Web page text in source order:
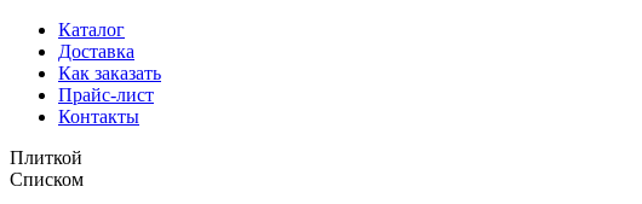
Каталог
Доставка
Как заказать
Прайс-лист
Контакты
Плиткой
Списком